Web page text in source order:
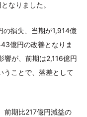
なりました。
損失、当期が1,914億
億円の改善となりま
響が、前期は2,116億円
うことで、落差として
前期比217億円減益の